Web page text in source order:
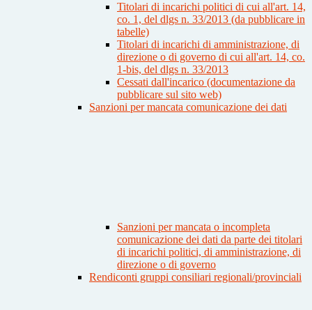
Titolari di incarichi politici di cui all'art. 14,
co. 1, del dlgs n. 33/2013 (da pubblicare in
tabelle)
Titolari di incarichi di amministrazione, di
direzione o di governo di cui all'art. 14, co.
1-bis, del dlgs n. 33/2013
Cessati dall'incarico (documentazione da
pubblicare sul sito web)
Sanzioni per mancata comunicazione dei dati
Sanzioni per mancata o incompleta
comunicazione dei dati da parte dei titolari
di incarichi politici, di amministrazione, di
direzione o di governo
Rendiconti gruppi consiliari regionali/provinciali